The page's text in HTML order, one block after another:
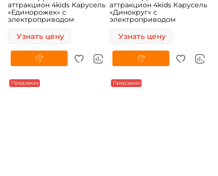
A-102361 Детский
аттракцион 4kids Карусель
«Единорожек» c
электроприводом
Узнать цену
A-102360 Детский
аттракцион 4kids Карусель
«Динокруг» c
электроприводом
Узнать цену